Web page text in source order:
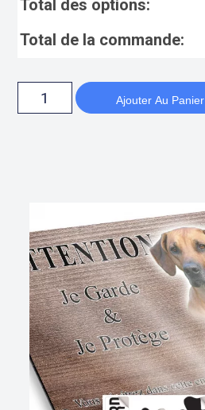
Total des options:
Total de la commande:
Ajouter Au Panier